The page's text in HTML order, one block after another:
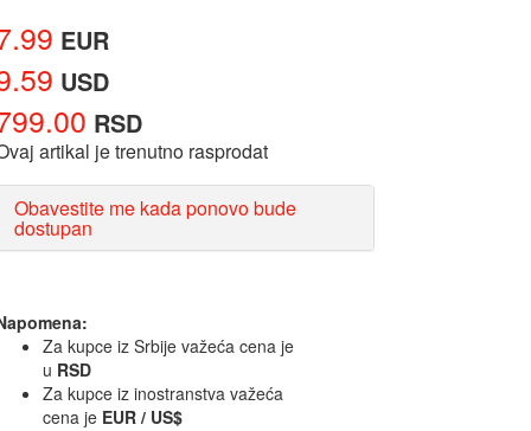
EUR
USD
RSD
artikal je trenutno rasprodat
Obavestite me kada ponovo bude
dostupan
Za kupce iz Srbije važeća cena je
u RSD
Za kupce iz inostranstva važeća
cena je EUR / US$